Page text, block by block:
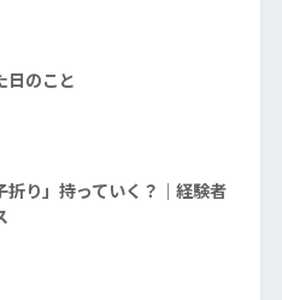
日のこと
折り」持っていく？｜経験者